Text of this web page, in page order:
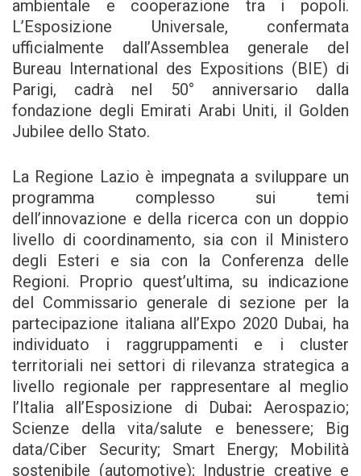
ambientale e cooperazione tra i popoli.
L’Esposizione Universale, confermata
ufficialmente dall’Assemblea generale del
Bureau International des Expositions (BIE) di
Parigi, cadrà nel 50° anniversario dalla
fondazione degli Emirati Arabi Uniti, il Golden
Jubilee dello Stato.
La Regione Lazio è impegnata a sviluppare un
programma complesso sui temi
dell’innovazione e della ricerca con un doppio
livello di coordinamento, sia con il Ministero
degli Esteri e sia con la Conferenza delle
Regioni. Proprio quest’ultima, su indicazione
del Commissario generale di sezione per la
partecipazione italiana all’Expo 2020 Dubai, ha
individuato i raggruppamenti e i cluster
territoriali nei settori di rilevanza strategica a
livello regionale per rappresentare al meglio
l’Italia all’Esposizione di Dubai: Aerospazio;
Scienze della vita/salute e benessere; Big
data/Ciber Security; Smart Energy; Mobilità
sostenibile (automotive); Industrie creative e